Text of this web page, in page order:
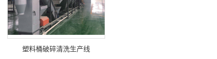
塑料桶破碎清洗生产线